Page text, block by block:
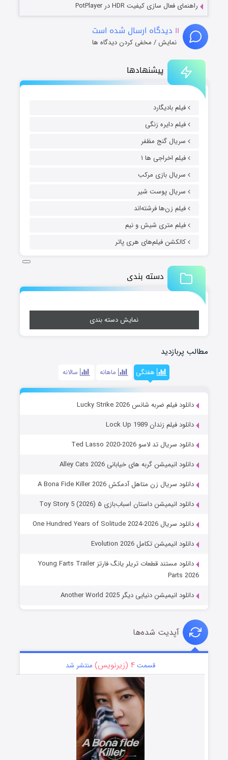
پیشنهادها
فیلم بادیگارد
فیلم دایره زنگی
سریال گنج مظفر
فیلم اخراجی ها ۱
سریال بازی مرکب
سریال پوست شیر
فیلم زن‌ها فرشته‌اند
فیلم متری شیش و نیم
کالکشن فیلم‌های هری پاتر
دسته بندی
نمایش دسته بندی
مطالب پربازدید
هفتگی ماهانه سالانه
دانلود فیلم ضربه شانس Lucky Strike 2026
دانلود فیلم زندان Lock Up 1989
دانلود سریال تد لاسو Ted Lasso 2020-2026
دانلود انیمیشن گربه های خیابانی Alley Cats 2026
دانلود سریال زن متاهل آدمکش A Bona Fide Killer 2026
دانلود انیمیشن داستان اسباب‌بازی ۵ Toy Story 5 (2026)
دانلود سریال One Hundred Years of Solitude 2024-2026
دانلود انیمیشن تکامل Evolution 2026
دانلود مستند قطعات تریلر یانگ فارتز Young Farts Trailer
Parts 2026
دانلود انیمیشن دنیایی دیگر Another World 2025
راهنمای فعال سازی کیفیت HDR در PotPlayer
۱۱ دیدگاه ارسال شده است
نمایش / مخفی کردن دیدگاه ها
آپدیت شده‌ها
قسمت۴ (زیرنویس) منتشر شد